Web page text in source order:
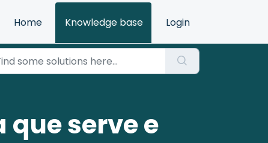
Home
Knowledge base Login
serve e